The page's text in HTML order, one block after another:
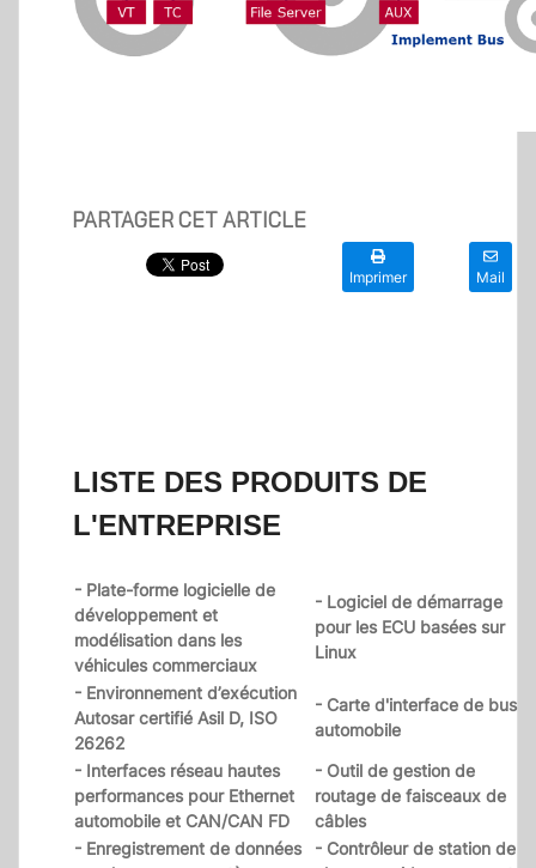
PARTAGER CET ARTICLE
Imprimer Mail
LISTE DES PRODUITS DE
L'ENTREPRISE
- Plate-forme logicielle de
développement et
modélisation dans les
véhicules commerciaux
- Logiciel de démarrage
pour les ECU basées sur
Linux
- Environnement d’exécution
Autosar certifié Asil D, ISO
26262
- Carte d'interface de bus
automobile
- Interfaces réseau hautes
performances pour Ethernet
automobile et CAN/CAN FD
- Outil de gestion de
routage de faisceaux de
câbles
- Enregistrement de données
- Contrôleur de station de